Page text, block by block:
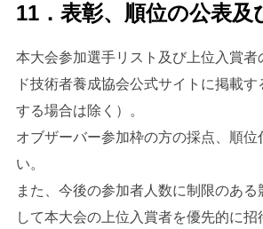
11．表彰、順位の公表及
本大会参加選手リスト及び上位入賞者
ド技術者養成協会公式サイトに掲載
する場合は除く）。
オブザーバー参加枠の方の採点、順位
い。
また、今後の参加者人数に制限のある
して本大会の上位入賞者を優先的に招